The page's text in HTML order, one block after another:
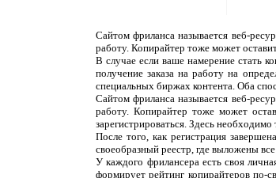
Сайтом фриланса называется веб-
работу. Копирайтер тоже может
В случае если ваше намерение стать
получение заказа на работу на
специальных биржах контента. Оба
Сайтом фриланса называется веб-
работу. Копирайтер тоже может
зарегистрироваться. Здесь
После того, как регистрация
своеобразный реестр, где выложены
У каждого фрилансера есть своя
формирует рейтинг копирайтеров по-